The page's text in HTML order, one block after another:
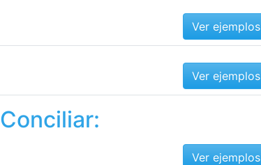
Ver ejemplos
Ver ejemplos
Conciliar:
Ver ejemplos